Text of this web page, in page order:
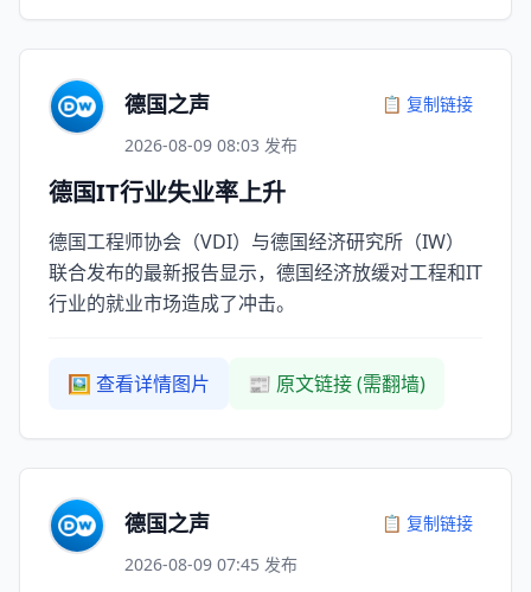
德国之声
📋 复制链接
2026-08-09 08:03 发布
德国IT行业失业率上升
德国工程师协会（VDI）与德国经济研究所（IW）
联合发布的最新报告显示，德国经济放缓对工程和IT
行业的就业市场造成了冲击。
🖼️ 查看详情图片 📰 原文链接 (需翻墙)
德国之声
📋 复制链接
2026-08-09 07:45 发布